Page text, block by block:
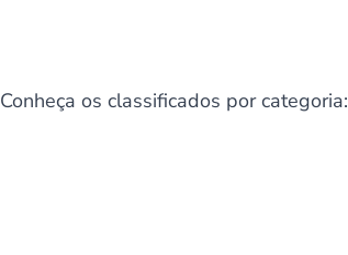
Conheça os classificados por categoria: